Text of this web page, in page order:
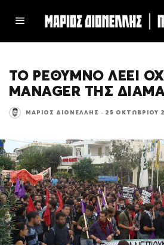
ΤΟ ΡΕΘΥΜΝΟ ΛΕΕΙ
MANAGER ΤΗΣ
ΜΆΡΙΟΣ ΔΙΟΝΈΛΛΗΣ · 25 ΟΚΤΩΒΡΊΟΥ